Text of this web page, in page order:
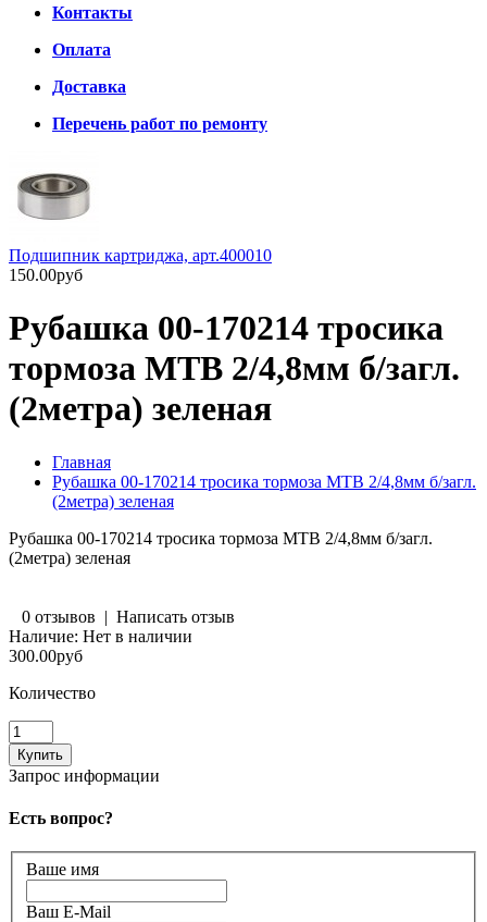
Контакты
Оплата
Доставка
Перечень работ по ремонту
Подшипник картриджа, арт.400010
150.00руб
Рубашка 00-170214 тросика
тормоза MTB 2/4,8мм б/загл.
(2метра) зеленая
Главная
Рубашка 00-170214 тросика тормоза MTB 2/4,8мм б/загл.
(2метра) зеленая
Рубашка 00-170214 тросика тормоза MTB 2/4,8мм б/загл.
(2метра) зеленая
0 отзывов | Написать отзыв
Наличие: Нет в наличии
300.00руб
Количество
Запрос информации
Есть вопрос?
Ваше имя
Ваш E-Mail